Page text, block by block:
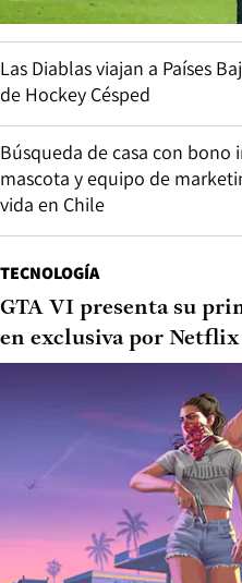
Las Diablas viajan a Países
de Hockey Césped
Búsqueda de casa con bono
mascota y equipo de
vida en Chile
TECNOLOGÍA
GTA VI presenta su
en exclusiva por Netflix